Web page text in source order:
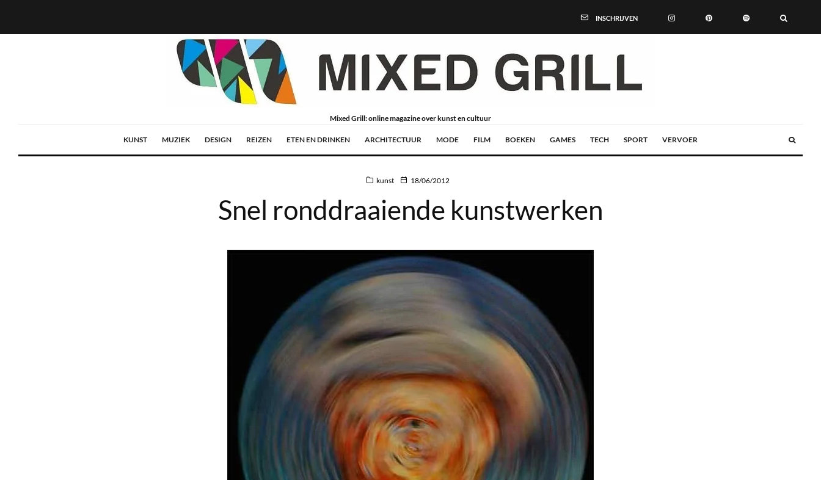
INSCHRIJVEN
Mixed Grill: online magazine over kunst en cultuur
KUNST MUZIEK DESIGN REIZEN ETEN EN DRINKEN ARCHITECTUUR MODE FILM BOEKEN GAMES TECH SPORT VERVOER
kunst 18/06/2012
Snel ronddraaiende kunstwerken